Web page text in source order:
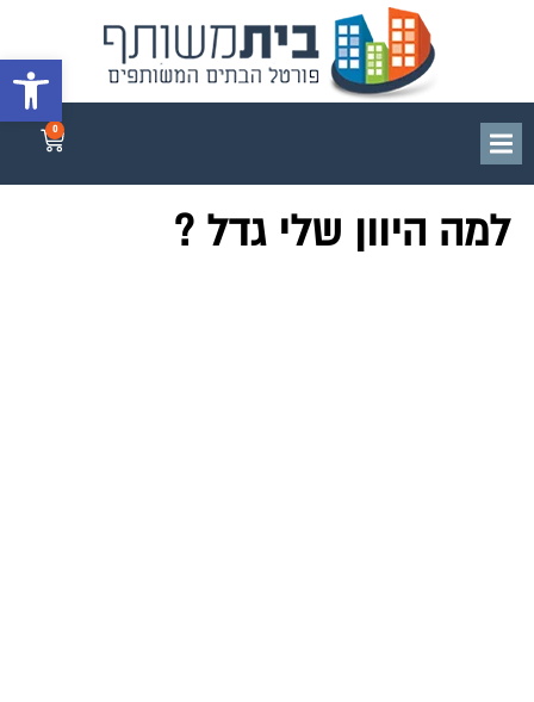
פתח
למה היוון שלי גדל ?